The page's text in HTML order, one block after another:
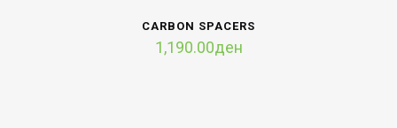
CARBON SPACERS
1,190.00ден